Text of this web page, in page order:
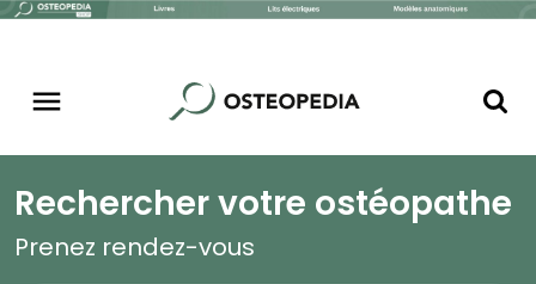
Rechercher votre ostéopathe
Prenez rendez-vous